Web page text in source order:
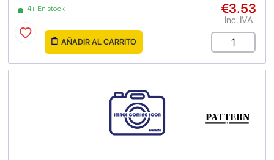
4+ En stock €3.53
Inc. IVA
AÑADIR AL CARRITO